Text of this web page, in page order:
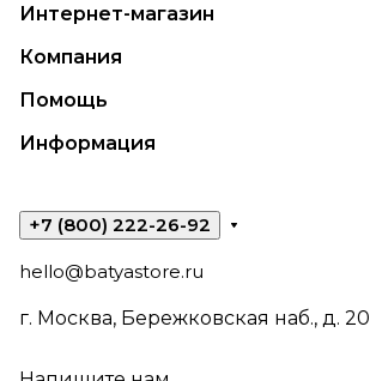
Интернет-магазин
Компания
Помощь
Информация
+7 (800) 222-26-92
hello@batyastore.ru
г. Москва, Бережковская наб., д. 20